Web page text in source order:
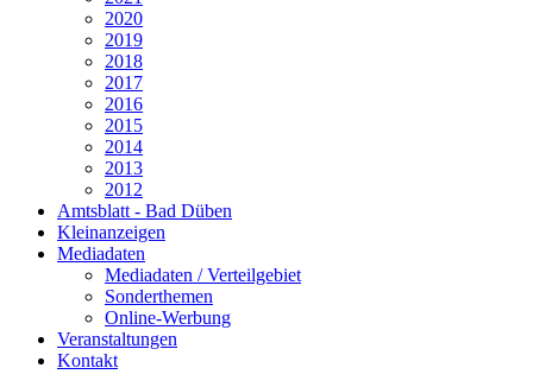
2020
2019
2018
2017
2016
2015
2014
2013
2012
Amtsblatt - Bad Düben
Kleinanzeigen
Mediadaten
Mediadaten / Verteilgebiet
Sonderthemen
Online-Werbung
Veranstaltungen
Kontakt